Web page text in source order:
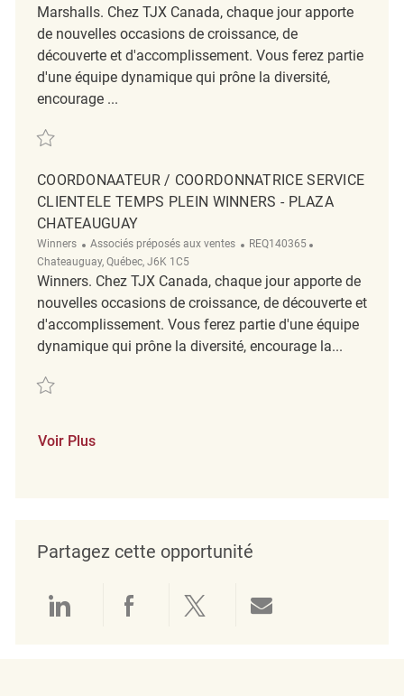
Marshalls. Chez TJX Canada, chaque jour apporte
de nouvelles occasions de croissance, de
découverte et d'accomplissement. Vous ferez partie
d'une équipe dynamique qui prône la diversité,
encourage ...
Sauvegarder Coordonnateur /Coordonnatrice Service Clientele
COORDONAATEUR / COORDONNATRICE SERVICE
CLIENTELE TEMPS PLEIN WINNERS - PLAZA
CHATEAUGUAY
Winners Catégorie
Associés préposés aux ventes ReqId
REQ140365
Chateauguay, Québec, J6K 1C5
Winners. Chez TJX Canada, chaque jour apporte de
nouvelles occasions de croissance, de découverte et
d'accomplissement. Vous ferez partie d'une équipe
dynamique qui prône la diversité, encourage la...
Sauvegarder Coordonaateur / Coordonnatrice Service clientele Temps
Voir Plus
Partagez cette opportunité
Partager via LinkedIn
Partager via Facebook
Partager via twitter